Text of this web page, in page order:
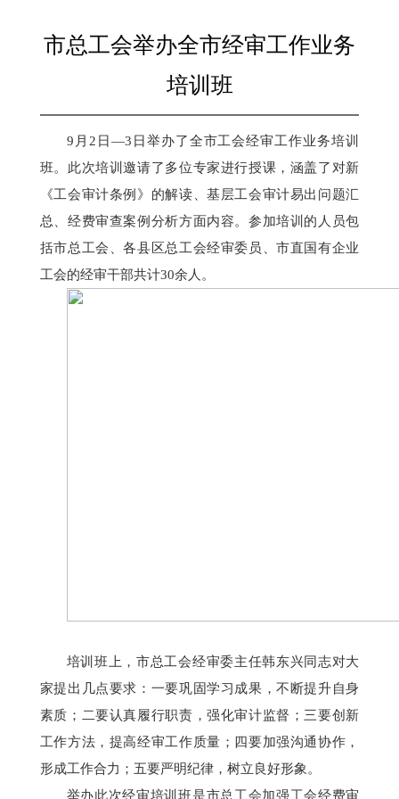
市总工会举办全市经审工作业务
培训班
9月2日—3日 举办了全市工会经审工作业务培训
班。此次培训邀请了多位专家进行授课，涵盖了 对新
《工会审计条例》的解读、基层工会审计易出问题汇
总、经费审查案例分析方面内容。参加培训的人员包
括市总工会、各县区总工会经审委员 、市直国有企业
工会的经审干部共计30余人。
培训班上，市总工会经审委主任韩东兴同志对大
家提出几点要求：一要巩固学习成果，不断提升自身
素质 ； 二要认真履行职责，强化审计监督 ； 三要创新
工作方法，提高经审工作质量 ； 四要加强沟通协作，
形成工作合力 ； 五要严明纪律，树立良好形象 。
举办此次经审培训班是市总工会加强工会经费审